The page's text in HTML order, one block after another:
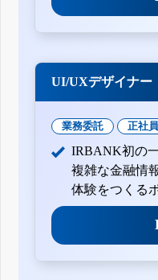
UI/UXデザイナー
業務委託 正社員
IRBANK初の
複雑な金融情
体験をつくる